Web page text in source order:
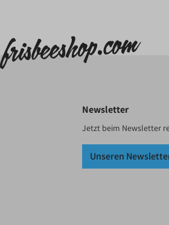
Newsletter
Jetzt beim Newsletter
Unseren